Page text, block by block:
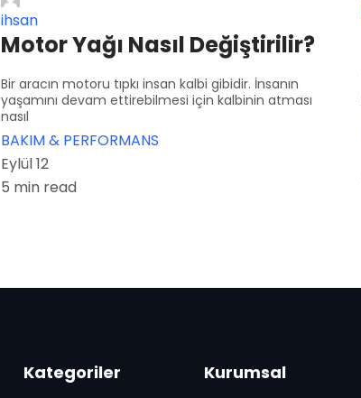
ihsan
Motor Yağı Nasıl Değiştirilir?
Bir aracın motoru tıpkı insan kalbi gibidir. İnsanın
yaşamını devam ettirebilmesi için kalbinin atması
nasıl
BAKIM & PERFORMANS
Eylül 12
5 min read
Kategoriler Kurumsal